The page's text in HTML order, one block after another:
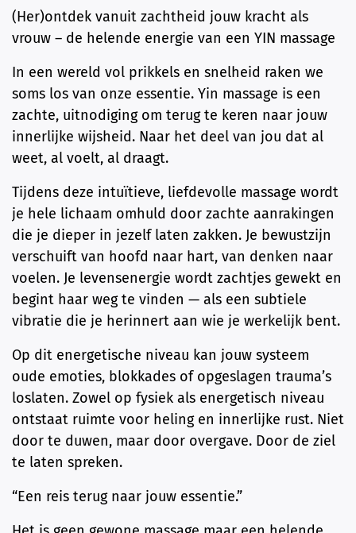
(Her)ontdek vanuit zachtheid jouw kracht als
vrouw – de helende energie van een YIN massage
In een wereld vol prikkels en snelheid raken we
soms los van onze essentie. Yin massage is een
zachte, uitnodiging om terug te keren naar jouw
innerlijke wijsheid. Naar het deel van jou dat al
weet, al voelt, al draagt.
Tijdens deze intuïtieve, liefdevolle massage wordt
je hele lichaam omhuld door zachte aanrakingen
die je dieper in jezelf laten zakken. Je bewustzijn
verschuift van hoofd naar hart, van denken naar
voelen. Je levensenergie wordt zachtjes gewekt en
begint haar weg te vinden — als een subtiele
vibratie die je herinnert aan wie je werkelijk bent.
Op dit energetische niveau kan jouw systeem
oude emoties, blokkades of opgeslagen trauma’s
loslaten. Zowel op fysiek als energetisch niveau
ontstaat ruimte voor heling en innerlijke rust. Niet
door te duwen, maar door overgave. Door de ziel
te laten spreken.
“Een reis terug naar jouw essentie.”